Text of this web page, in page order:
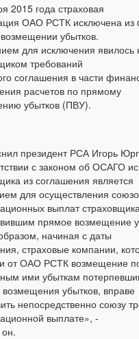
2015 года страховая
ОАО РСТК исключена из
убытков.
для исключения явилось
требований
соглашения в части
расчетов по прямому
убытков (ПВУ).
президент РСА Игорь
с законом об ОСАГО
из соглашения является
для осуществления
выплат
прямое возмещение
начиная с даты
страховые компании,
от ОАО РСТК возмещение
ими убыткам
возмещения убытков, вправе
непосредственно союзу
выплате», -